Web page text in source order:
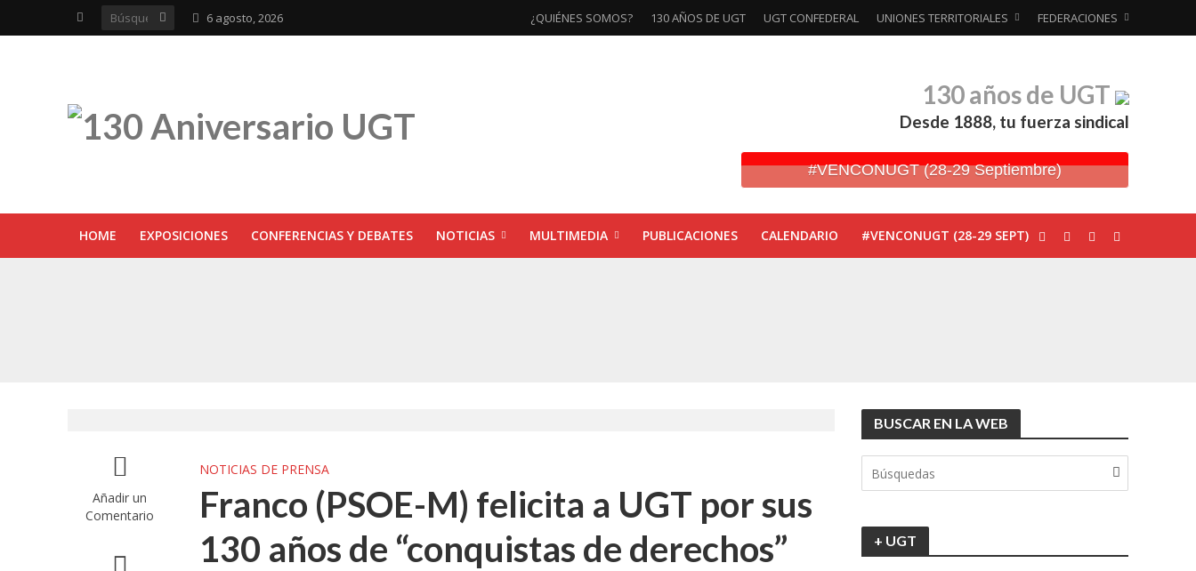
6 agosto, 2026 ¿QUIÉNES SOMOS? 130 AÑOS DE UGT UGT CONFEDERAL UNIONES TERRITORIALES FEDERACIONES
130 años de UGT
Desde 1888, tu fuerza sindical
#VENCONUGT (28-29 Septiembre)
HOME EXPOSICIONES CONFERENCIAS Y DEBATES NOTICIAS MULTIMEDIA PUBLICACIONES CALENDARIO #VENCONUGT (28-29 SEPT)
Clausurada la exposición ‘130 aniversario’ en Las Palmas de Gran Canaria
Rivas acoge la exposición ‘130 Años de Luchas y Conquistas’
Añadir un
Comentario
NOTICIAS DE PRENSA
Franco (PSOE-M) felicita a UGT por sus
130 años de “conquistas de derechos”
BUSCAR EN LA WEB
+ UGT